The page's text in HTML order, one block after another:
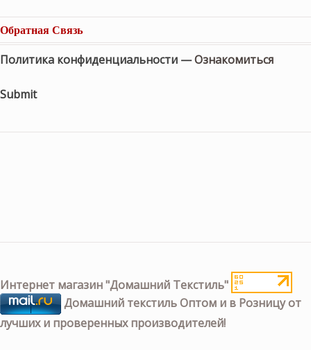
Обратная Связь
Политика конфиденциальности —Ознакомиться
Submit
Интернет магазин "Домашний Текстиль"
Домашний текстиль Оптом и в Розницу от
лучших и проверенных производителей!